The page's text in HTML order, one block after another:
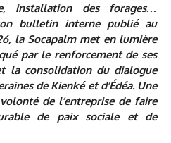
installation des forages…
bulletin interne publié au
la Socapalm met en lumière
par le renforcement de ses
la consolidation du dialogue
de Kienké et d’Édéa. Une
de l’entreprise de faire
de paix sociale et de